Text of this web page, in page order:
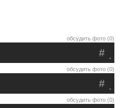
обсудить фото (0)
.
#
обсудить фото (0)
.
#
обсудить фото (0)